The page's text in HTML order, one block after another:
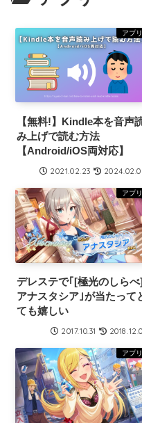
アプリ
【無料!】Kindle本を音声
み上げで読む方法
【Android/iOS両対応】
2021.02.23
アプリ
デレステで｢[極光のしら
アナスタシア｣が当たって
ても嬉しい
2017.10.31
アプリ